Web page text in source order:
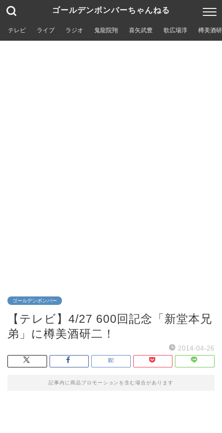
ゴールデンボンバーちゃんねる
テレビ ライブ ラジオ 鬼龍院翔 喜矢武豊 歌広場淳 樽美酒
ゴールデンボンバー
【テレビ】4/27 600回記念「新堂本兄
弟」に樽美酒研二！
2014-04-26
記事内に商品プロモーションを含む場合があります